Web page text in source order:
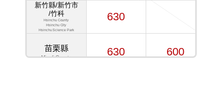
新竹縣/新竹市
/竹科
Hsinchu County
Hsinchu City
Hsinchu Science Park
630
苗栗縣
Miaoli County 630 600